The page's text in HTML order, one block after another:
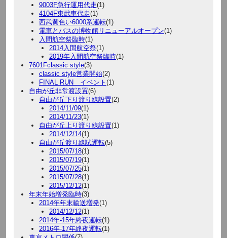
9003F急行運用代走(1)
4104F東武車代走(1)
西武黄色い6000系運転(1)
電車とバスの博物館リニューアルオープン(1)
入間航空祭臨時(1)
2014入間航空祭(1)
2019年入間航空祭臨時(1)
7601Fclassic style(3)
classic style営業開始(2)
FINAL RUN イベント (1)
自由が丘非常渡設置(6)
自由が丘下り渡り線設置(2)
2014/11/09(1)
2014/11/23(1)
自由が丘上り渡り線設置(1)
2014/12/14(1)
自由が丘渡り線試運転(5)
2015/07/18(1)
2015/07/19(1)
2015/07/25(1)
2015/07/28(1)
2015/12/12(1)
年末年始増発臨時(3)
2014年年末輸送増発(1)
2014/12/12(1)
2014年-15年終夜運転(1)
2016年-17年終夜運転(1)